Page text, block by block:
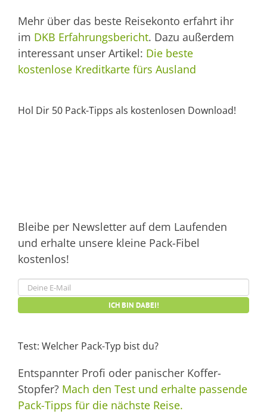
Mehr über das beste Reisekonto erfahrt ihr
im DKB Erfahrungsbericht. Dazu außerdem
interessant unser Artikel: Die beste
kostenlose Kreditkarte fürs Ausland
Hol Dir 50 Pack-Tipps als kostenlosen Download!
Bleibe per Newsletter auf dem Laufenden
und erhalte unsere kleine Pack-Fibel
kostenlos!
Test: Welcher Pack-Typ bist du?
Entspannter Profi oder panischer Koffer-
Stopfer? Mach den Test und erhalte passende
Pack-Tipps für die nächste Reise.